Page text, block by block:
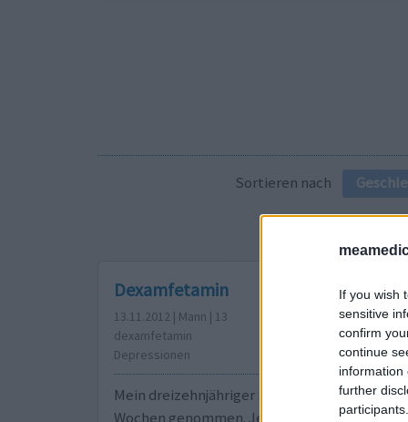
If you wish
sensitive
confirm
continue
information
further
Sortieren nach
Dexamfetamin
13.11.2012 | Mann | 13
dexamfetamin
Depressionen
Mein dreizehnjähriger Sohn hat das
Wochen genommen. Jetzt ist er